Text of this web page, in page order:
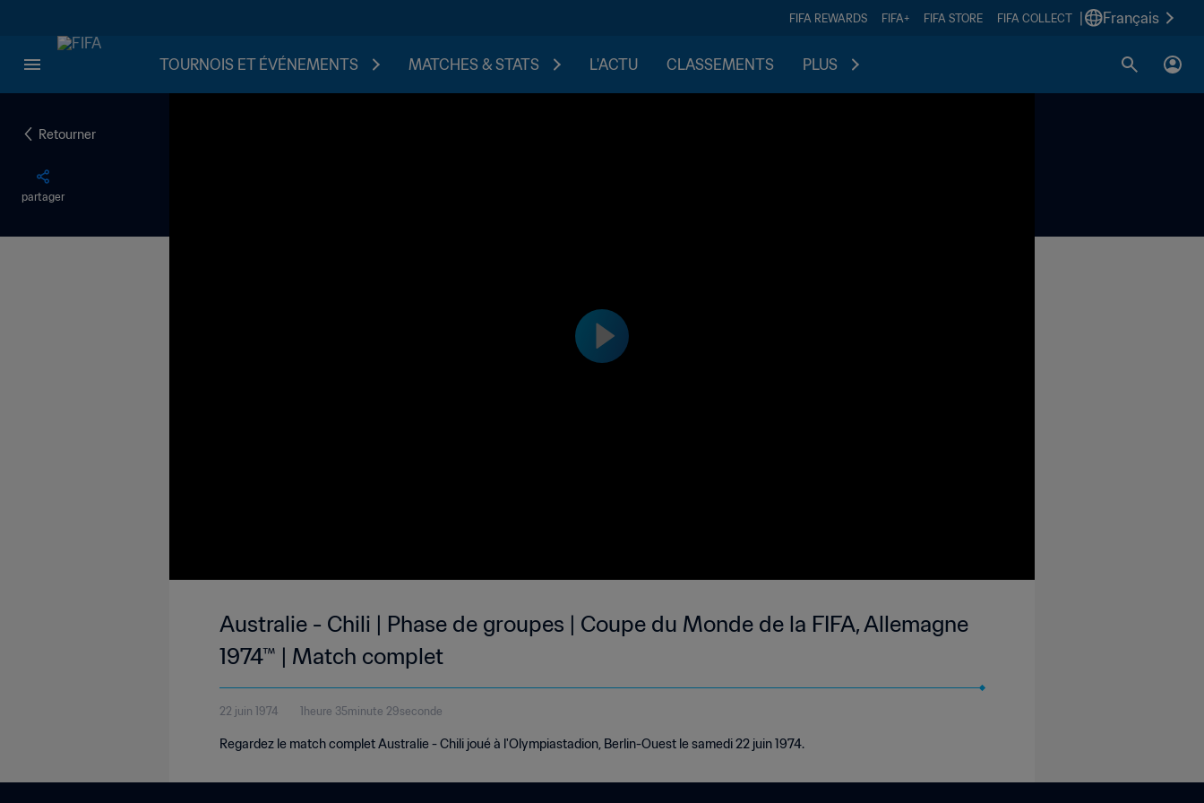
FIFA REWARDS FIFA+ FIFA STORE FIFA COLLECT Français
TOURNOIS ET ÉVÉNEMENTS MATCHES & STATS L'ACTU CLASSEMENTS PLUS
Retourner
partager
Australie - Chili | Phase de groupes | Coupe du Monde de la FIFA, Allemagne
1974™ | Match complet
22 juin 1974 1heure 35minute 29seconde
Regardez le match complet Australie - Chili joué à l'Olympiastadion, Berlin-Ouest le samedi 22 juin 1974.